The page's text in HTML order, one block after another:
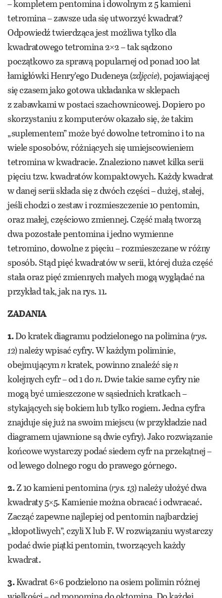
– kompletem pentomina i dowolnym z 5 kamieni
tetromina – zawsze uda się utworzyć kwadrat?
Odpowiedź twierdząca jest możliwa tylko dla
kwadratowego tetromina 2×2 – tak sądzono
początkowo za sprawą popularnej od ponad 100 lat
łamigłówki Henry’ego Dudeneya (zdjęcie), pojawiającej
się czasem jako gotowa układanka w sklepach
z zabawkami w postaci szachownicowej. Dopiero po
skorzystaniu z komputerów okazało się, że takim
„suplementem” może być dowolne tetromino i to na
wiele sposobów, różniących się umiejscowieniem
tetromina w kwadracie. Znaleziono nawet kilka serii
pięciu tzw. kwadratów kompaktowych. Każdy kwadrat
w danej serii składa się z dwóch części – dużej, stałej,
jeśli chodzi o zestaw i rozmieszczenie 10 pentomin,
oraz małej, częściowo zmiennej. Część małą tworzą
dwa pozostałe pentomina i jedno wymienne
tetromino, dowolne z pięciu – rozmieszczane w różny
sposób. Stąd pięć kwadratów w serii, której duża część
stała oraz pięć zmiennych małych mogą wyglądać na
przykład tak, jak na rys. 11.
ZADANIA
1.Do kratek diagramu podzielonego na polimina (rys.
12) należy wpisać cyfry. W każdym poliminie,
obejmującymnkratek, powinno znaleźć sięn
kolejnych cyfr – od 1 don. Dwie takie same cyfry nie
mogą być umieszczone w sąsiednich kratkach –
stykających się bokiem lub tylko rogiem. Jedna cyfra
znajduje się już na swoim miejscu (w przykładzie nad
diagramem ujawnione są dwie cyfry). Jako rozwiązanie
końcowe wystarczy podać siedem cyfr na przekątnej –
od lewego dolnego rogu do prawego górnego.
2.Z 10 kamieni pentomina (rys. 13) należy ułożyć dwa
kwadraty 5×5. Kamienie można obracać i odwracać.
Zacząć zapewne najlepiej od pentomin najbardziej
„kłopotliwych”, czyli X lub F. W rozwiązaniu wystarczy
podać dwie piątki pentomin, tworzących każdy
kwadrat.
3.Kwadrat 6×6 podzielono na osiem polimin różnej